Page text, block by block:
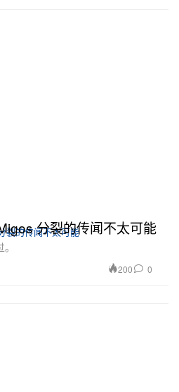
分裂的传闻不太可能
200 0